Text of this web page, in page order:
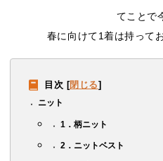
てことで
春に向けて1着は持って
目次 [閉じる]
ニット
1．柄ニット
2．ニットベスト